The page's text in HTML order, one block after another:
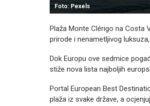
Foto: Pexels
Plaža Monte Clérigo na Costa
prirode i nenametljivog
Dok Europu ove sedmice
stiže nova lista najboljih
Portal European Best
plaža iz svake države, a